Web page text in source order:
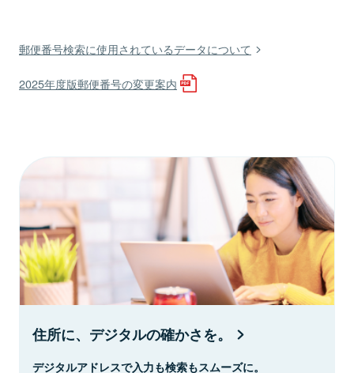
郵便番号検索に使用されているデータについて
2025年度版郵便番号の変更案内
住所に、デジタルの確かさを。
デジタルアドレスで入力も検索もスムーズに。